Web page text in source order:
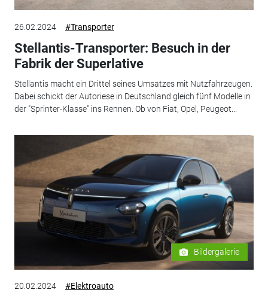
26.02.2024 #Transporter
Stellantis-Transporter: Besuch in der
Fabrik der Superlative
Stellantis macht ein Drittel seines Umsatzes mit Nutzfahrzeugen.
Dabei schickt der Autoriese in Deutschland gleich fünf Modelle in
der "Sprinter-Klasse" ins Rennen. Ob von Fiat, Opel, Peugeot...
Bildergalerie
20.02.2024 #Elektroauto